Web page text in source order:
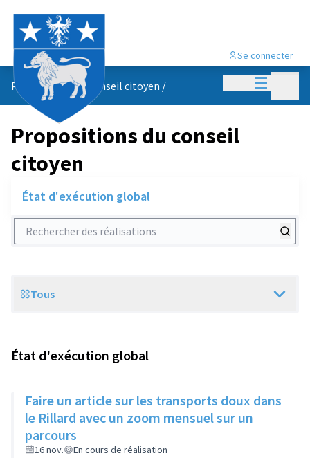
Menu
Se connecter
Propositions du conseil citoyen /
Propositions du conseil
citoyen
État d'exécution global
Rechercher des réalisations
Scope
Tous
État d'exécution global
Faire un article sur les transports doux dans
le Rillard avec un zoom mensuel sur un
parcours
16 nov.
En cours de réalisation